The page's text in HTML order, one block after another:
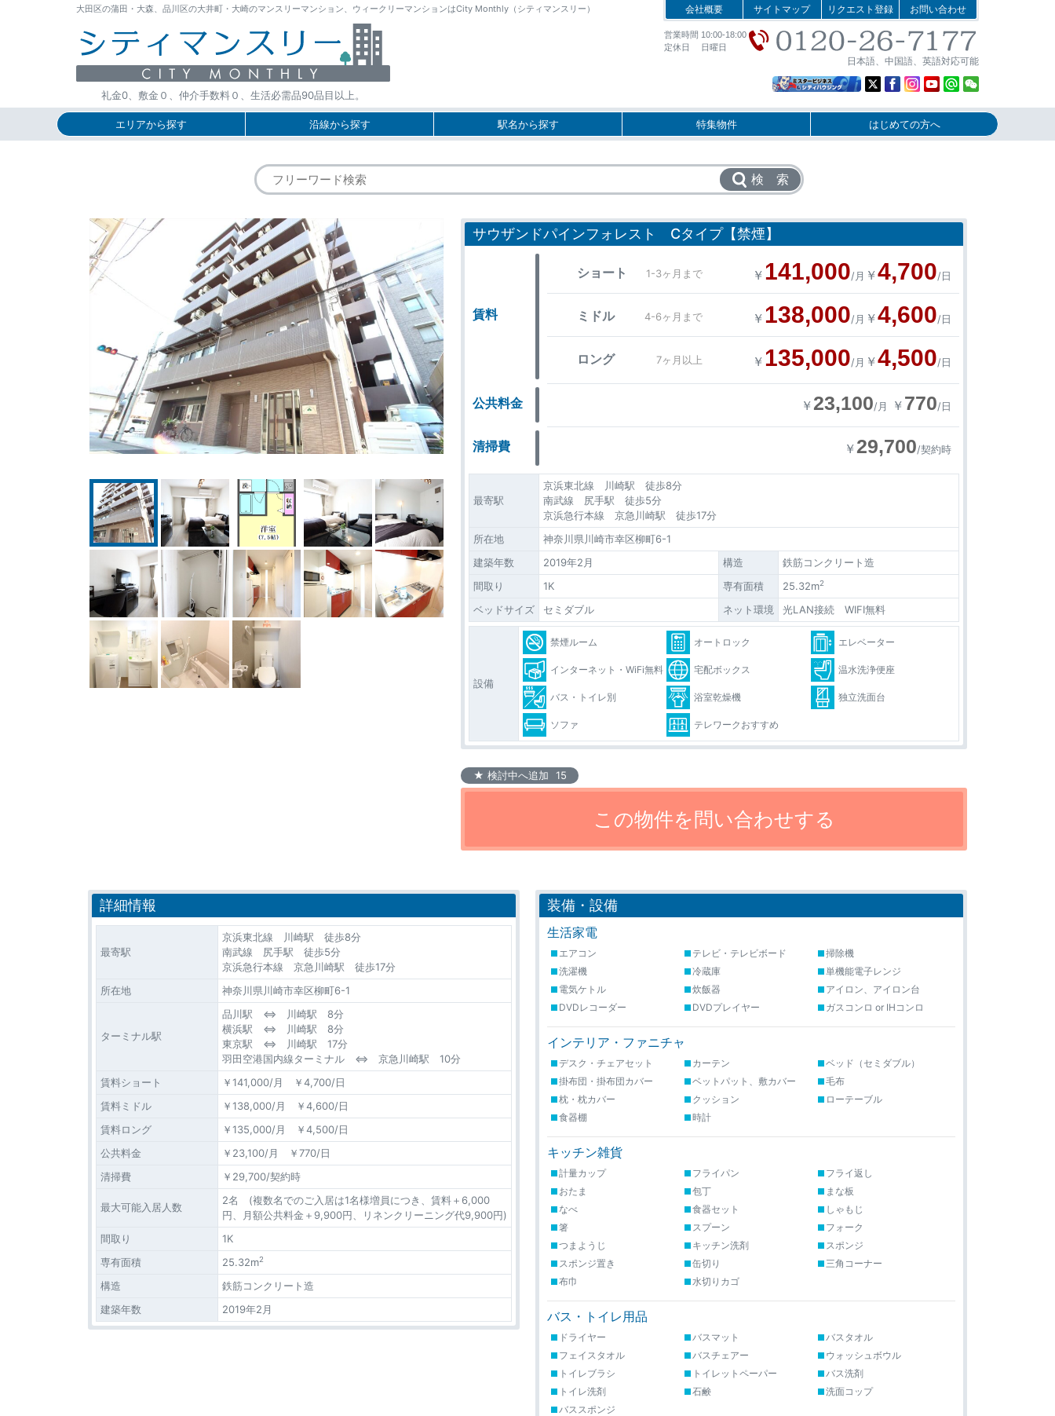
礼金0、敷金０、仲介手数料０、生活必需品90品目以上。
大田区の蒲田・大森、品川区の大井町・大崎のマンスリーマンション、ウィークリーマンションはCity Monthly（シティマンスリー） 会社概要 サイトマップ リクエスト登録 お問い合わせ
営業時間 10:00-18:00
定休日 日曜日
日本語、中国語、英語対応可能
エリアから探す 沿線から探す 駅名から探す 特集物件 はじめての方へ
検 索
サウザンドパインフォレスト Cタイプ【禁煙】
賃料
ショート 1-3ヶ月まで ￥ 141,000/月 ￥4,700/日
ミドル 4-6ヶ月まで ￥ 138,000/月 ￥4,600/日
ロング 7ヶ月以上 ￥ 135,000/月 ￥4,500/日
公共料金 ￥ 23,100/月 ￥ 770/日
清掃費 ￥ 29,700/契約時
最寄駅
京浜東北線 川崎駅 徒歩8分
南武線 尻手駅 徒歩5分
京浜急行本線 京急川崎駅 徒歩17分
所在地
神奈川県川崎市幸区柳町6-1
建築年数
2019年2月 構造
鉄筋コンクリート造
間取り
1K 専有面積 25.32m2
ベッドサイズ セミダブル ネット環境 光LAN接続 WIFI無料
設備
禁煙ルーム オートロック エレベーター
インターネット・WiFi無料 宅配ボックス 温水洗浄便座
バス・トイレ別 浴室乾燥機 独立洗面台
ソファ テレワークおすすめ
★ 検討中へ追加 15
詳細情報
最寄駅
京浜東北線 川崎駅 徒歩8分
南武線 尻手駅 徒歩5分
京浜急行本線 京急川崎駅 徒歩17分
所在地
神奈川県川崎市幸区柳町6-1
ターミナル駅
品川駅 ⇔ 川崎駅 8分
横浜駅 ⇔ 川崎駅 8分
東京駅 ⇔ 川崎駅 17分
羽田空港国内線ターミナル ⇔ 京急川崎駅 10分
賃料ショート
￥141,000/月 ￥4,700/日
賃料ミドル
￥138,000/月 ￥4,600/日
賃料ロング
￥135,000/月 ￥4,500/日
公共料金
￥23,100/月 ￥770/日
清掃費
￥29,700/契約時
最大可能入居人数
2名 (複数名でのご入居は1名様増員につき、賃料＋6,000
円、月額公共料金＋9,900円、リネンクリーニング代9,900円)
間取り
1K
専有面積
25.32m2
構造
鉄筋コンクリート造
建築年数
2019年2月
装備・設備
生活家電
エアコン テレビ・テレビボード
掃除機
洗濯機
冷蔵庫
単機能電子レンジ
電気ケトル
炊飯器
アイロン、アイロン台
DVDレコーダー
DVDプレイヤー ガスコンロ or IHコンロ
インテリア・ファニチャ
デスク・チェアセット カーテン
ベッド（セミダブル）
掛布団・掛布団カバー
ベットパット、敷カバー
毛布
枕・枕カバー
クッション
ローテーブル
食器棚
時計
キッチン雑貨
計量カップ フライパン
フライ返し
おたま
包丁
まな板
なべ
食器セット
しゃもじ
箸
スプーン
フォーク
つまようじ
キッチン洗剤
スポンジ
スポンジ置き
缶切り
三角コーナー
布巾
水切りカゴ
バス・トイレ用品
ドライヤー バスマット
バスタオル
フェイスタオル
バスチェアー
ウォッシュボウル
トイレブラシ
トイレットペーパー
バス洗剤
トイレ洗剤
石鹸
洗面コップ
バススポンジ